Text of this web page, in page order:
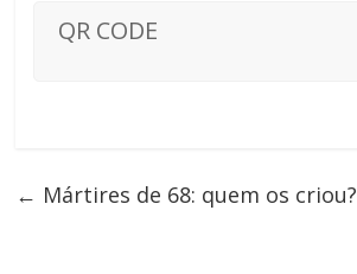
QR CODE
← Mártires de 68: quem os criou?